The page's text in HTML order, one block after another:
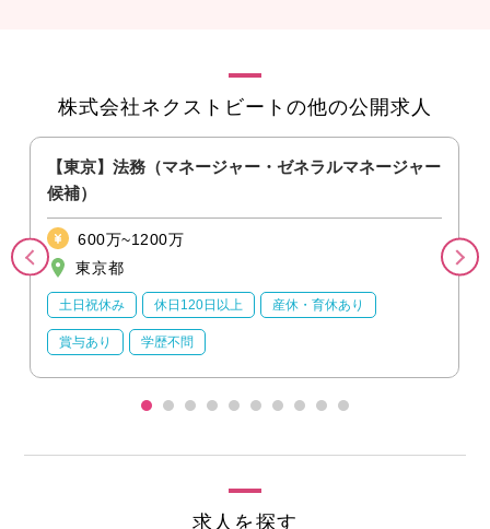
株式会社ネクストビートの他の公開求人
【東京】法務（マネージャー・ゼネラルマネージャー
候補）
600万~1200万
東京都
土日祝休み 休日120日以上 産休・育休あり
賞与あり 学歴不問
求人を探す